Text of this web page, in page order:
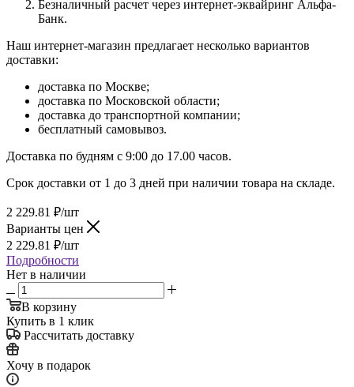
Безналичный расчет через интернет-эквайринг Альфа-
Банк.
Наш интернет-магазин предлагает несколько вариантов
доставки:
доставка по Москве;
доставка по Московской области;
доставка до транспортной компании;
бесплатный самовывоз.
Доставка по будням с 9:00 до 17.00 часов.
Срок доставки от 1 до 3 дней при наличии товара на складе.
2 229.81 ₽/шт
Варианты цен
2 229.81 ₽/шт
Подробности
Нет в наличии
В корзину
Купить в 1 клик
Рассчитать доставку
Хочу в подарок